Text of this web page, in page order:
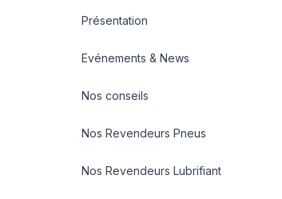
Présentation
Evénements & News
Nos conseils
Nos Revendeurs Pneus
Nos Revendeurs Lubrifiant